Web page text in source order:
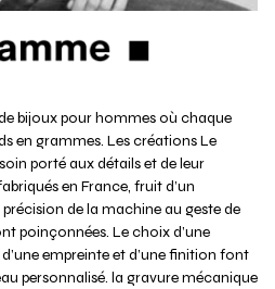
bijoux pour hommes où chaque
en grammes. Les créations Le
porté aux détails et de leur
en France, fruit d’un
de la machine au geste de
poinçonnées. Le choix d’une
empreinte et d’une finition font
personnalisé. la gravure mécanique